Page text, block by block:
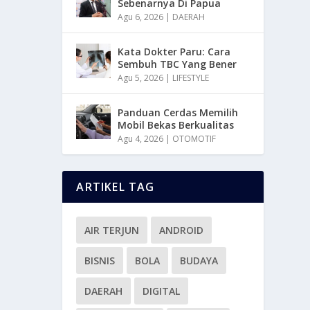
Sebenarnya Di Papua
Agu 6, 2026 | DAERAH
Kata Dokter Paru: Cara
Sembuh TBC Yang Bener
Agu 5, 2026 | LIFESTYLE
Panduan Cerdas Memilih
Mobil Bekas Berkualitas
Agu 4, 2026 | OTOMOTIF
ARTIKEL TAG
AIR TERJUN ANDROID
BISNIS BOLA BUDAYA
DAERAH DIGITAL